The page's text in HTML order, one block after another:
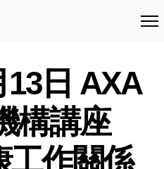
13日 AXA
構講座
工作關係